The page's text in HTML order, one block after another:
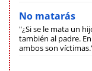
No matarás
"¿Si se le mata un
también al padre.
ambos son